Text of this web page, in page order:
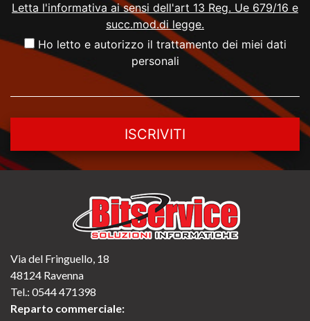
Letta l'informativa ai sensi dell'art 13 Reg. Ue 679/16 e
succ.mod.di legge.
Ho letto e autorizzo il trattamento dei miei dati
personali
ISCRIVITI
Via del Fringuello, 18
48124 Ravenna
Tel.: 0544 471398
Reparto commerciale: